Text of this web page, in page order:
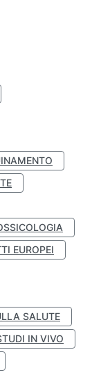
EUROPEI
SALUTE
IN VIVO